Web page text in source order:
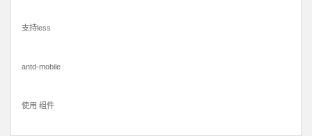
支持less
antd-mobile
使用 组件